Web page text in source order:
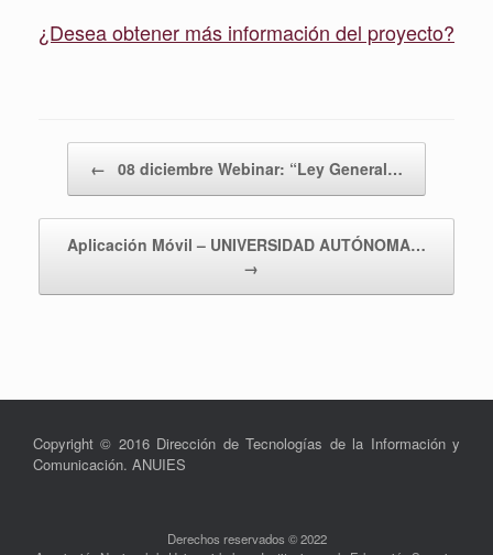
¿Desea obtener más información del proyecto?
← 08 diciembre Webinar: “Ley General…
Aplicación Móvil – UNIVERSIDAD AUTÓNOMA…
→
Copyright © 2016 Dirección de Tecnologías de la Información y
Comunicación. ANUIES
Derechos reservados © 2022